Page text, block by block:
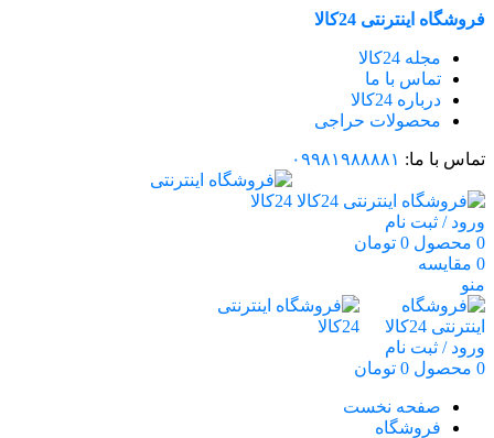
فروشگاه اینترنتی 24کالا
مجله 24کالا
تماس با ما
درباره 24کالا
محصولات حراجی
تماس با ما: ۰۹۹۸۱۹۸۸۸۸۱
ورود / ثبت نام
0 محصول 0 تومان
0 مقایسه
منو
ورود / ثبت نام
0 محصول 0 تومان
صفحه نخست
فروشگاه